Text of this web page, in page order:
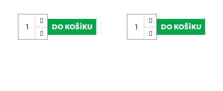
DO KOŠÍKU DO KOŠÍKU